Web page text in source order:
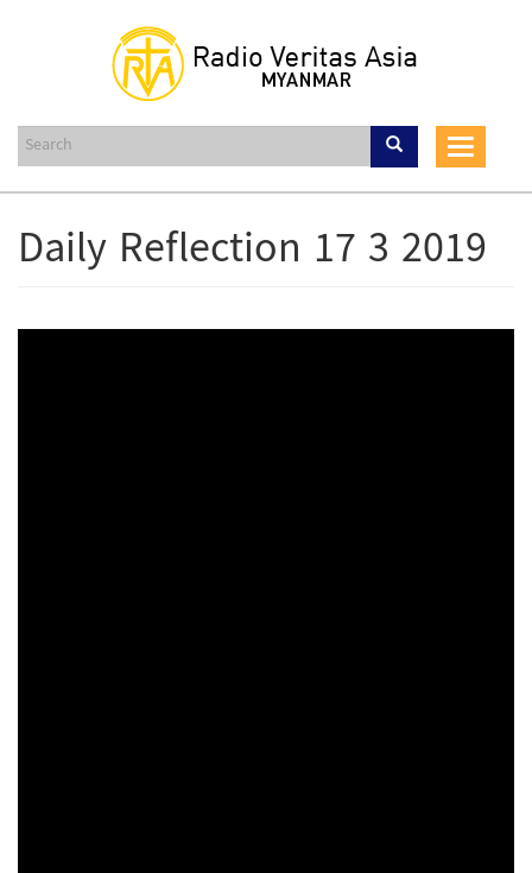
content
Toggle
Daily Reflection 17 3 2019